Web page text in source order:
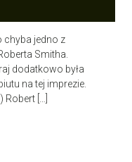
chyba jedno z
Smitha.
dodatkowo była
na tej imprezie.
[…]